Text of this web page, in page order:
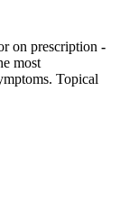
on prescription -
most
Topical